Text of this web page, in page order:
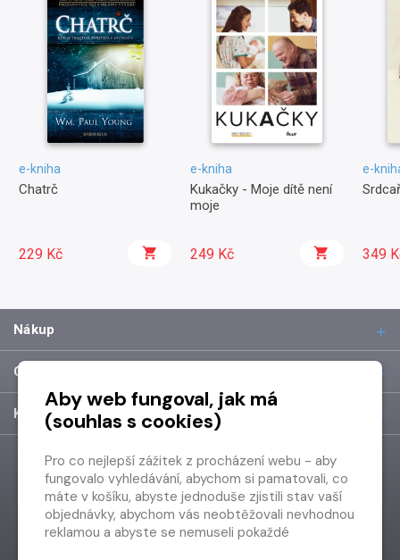
e-kniha
Chatrč
229 Kč
e-kniha
Kukačky - Moje dítě není
moje
249 Kč
e-
349
Nákup
O společnosti
Kontakt
Aby web fungoval, jak má
(souhlas s cookies)
Pro co nejlepší zážitek z procházení webu - aby
fungovalo vyhledávání, abychom si pamatovali, co
máte v košíku, abyste jednoduše zjistili stav vaší
objednávky, abychom vás neobtěžovali nevhodnou
reklamou a abyste se nemuseli pokaždé